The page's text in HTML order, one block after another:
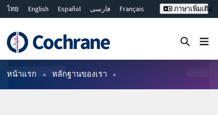
ไทย English Español فارسی
Français
Bahasa Malaysia
繁體中文 简体中文
ภาษาเพิ่มเติม
ตัวกรอง
หน้าแรก หลักฐานของเรา